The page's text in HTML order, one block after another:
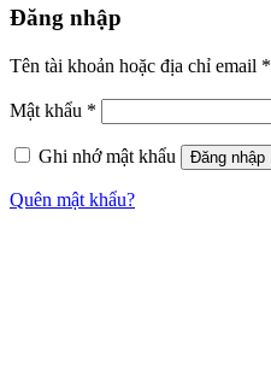
Đăng nhập
Tên tài khoản hoặc địa chỉ email *
Mật khẩu *
Ghi nhớ mật khẩu Đăng nhập
Quên mật khẩu?